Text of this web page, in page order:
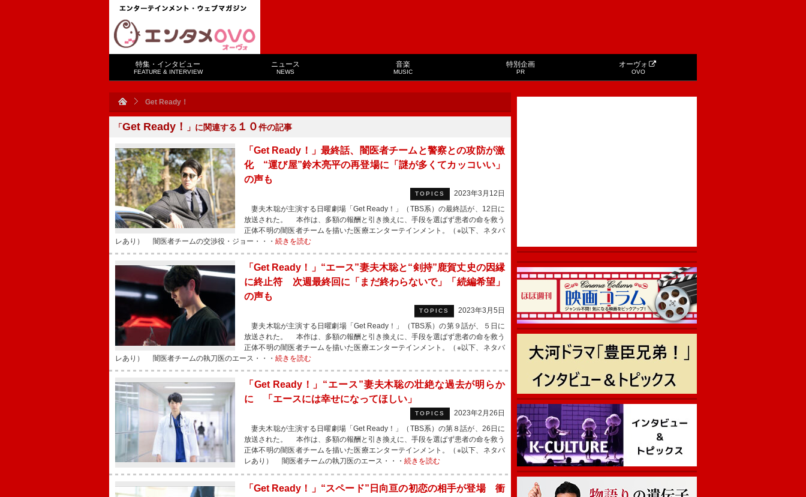
特集・インタビュー
FEATURE & INTERVIEW
ニュース
NEWS
音楽
MUSIC
特別企画
PR
オーヴォ
OVO
Get Ready！
「Get Ready！ 」に関連する １０件の記事
「Get Ready！」最終話、闇医者チームと警察との攻防が激
化 “運び屋”鈴木亮平の再登場に「謎が多くてカッコいい」
の声も
TOPICS
2023年3月12日
妻夫木聡が主演する日曜劇場「Get Ready！」（TBS系）の最終話が、12日に
放送された。 本作は、多額の報酬と引き換えに、手段を選ばず患者の命を救う
正体不明の闇医者チームを描いた医療エンターテインメント。（※以下、ネタバ
レあり） 闇医者チームの交渉役・ジョー・・・ 続きを読む
「Get Ready！」“エース”妻夫木聡と“剣持”鹿賀丈史の因縁
に終止符 次週最終回に「まだ終わらないで」「続編希望」
の声も
TOPICS
2023年3月5日
妻夫木聡が主演する日曜劇場「Get Ready！」（TBS系）の第９話が、５日に
放送された。 本作は、多額の報酬と引き換えに、手段を選ばず患者の命を救う
正体不明の闇医者チームを描いた医療エンターテインメント。（※以下、ネタバ
レあり） 闇医者チームの執刀医のエース・・・ 続きを読む
「Get Ready！」“エース”妻夫木聡の壮絶な過去が明らか
に 「エースには幸せになってほしい」
TOPICS
2023年2月26日
妻夫木聡が主演する日曜劇場「Get Ready！」（TBS系）の第８話が、26日に
放送された。 本作は、多額の報酬と引き換えに、手段を選ばず患者の命を救う
正体不明の闇医者チームを描いた医療エンターテインメント。（※以下、ネタバ
レあり） 闇医者チームの執刀医のエース・・・ 続きを読む
「Get Ready！」“スペード”日向亘の初恋の相手が登場 衝